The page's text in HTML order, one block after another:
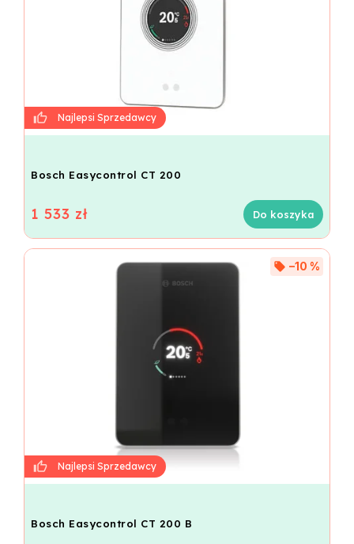
Bosch Easycontrol CT 200
1 533 zł Do koszyka
Bosch Easycontrol CT 200 B
–10 %